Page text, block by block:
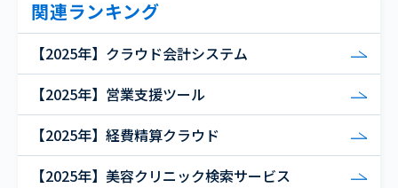
関連ランキング
【2025年】クラウド会計システム
【2025年】営業支援ツール
【2025年】経費精算クラウド
【2025年】美容クリニック検索サービス